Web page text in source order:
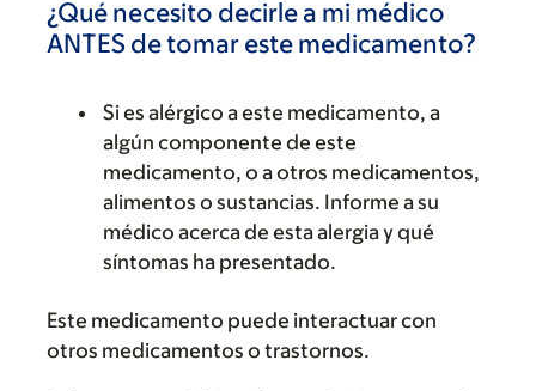
¿Qué necesito decirle a mi médico
ANTES de tomar este medicamento?
Si es alérgico a este medicamento, a
algún componente de este
medicamento, o a otros medicamentos,
alimentos o sustancias. Informe a su
médico acerca de esta alergia y qué
síntomas ha presentado.
Este medicamento puede interactuar con
otros medicamentos o trastornos.